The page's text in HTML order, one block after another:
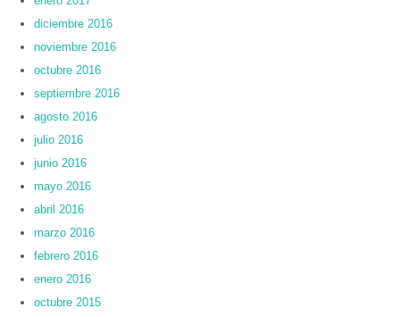
diciembre 2016
noviembre 2016
octubre 2016
septiembre 2016
agosto 2016
julio 2016
junio 2016
mayo 2016
abril 2016
marzo 2016
febrero 2016
enero 2016
octubre 2015